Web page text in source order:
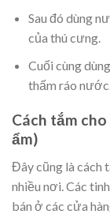
Sau đó dùng
của thú cưng.
Cuối cùng
thấm ráo nước.
Cách tắm
ẩm)
Đây cũng là cách
nhiều nơi. Các
bán ở các cửa